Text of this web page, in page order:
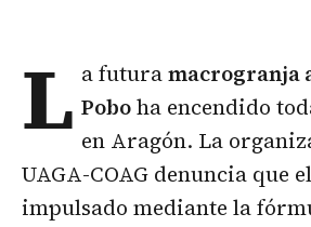
L a futuramacrogranja
Poboha encendido
en Aragón. La
UAGA-COAG denuncia que
impulsado mediante la